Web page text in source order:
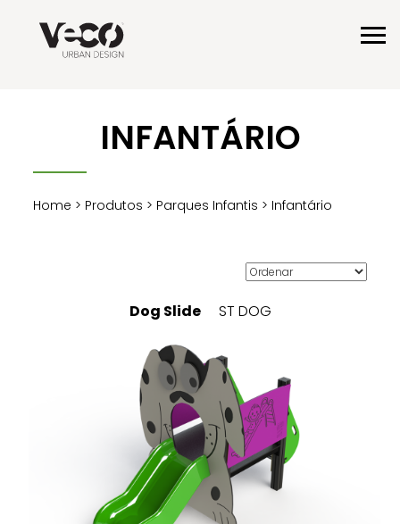
INFANTÁRIO
Home > Produtos > Parques Infantis > Infantário
Dog Slide ST DOG